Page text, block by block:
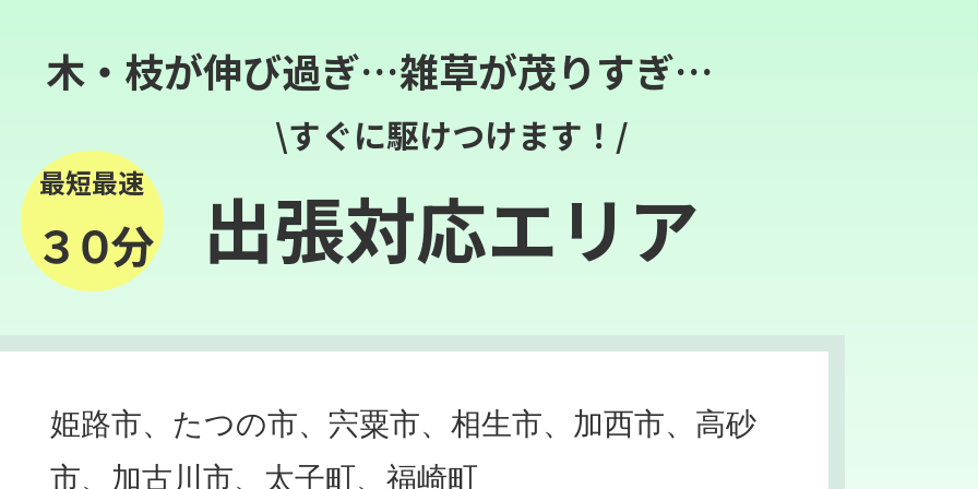
木・枝が伸び過ぎ…雑草が茂りすぎ…
最短最速
３０分
\すぐに駆けつけます！/
出張対応エリア
姫路市、たつの市、宍粟市、相生市、加西市、高砂
市、加古川市、太子町、福崎町